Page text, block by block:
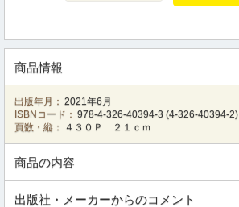
商品情報
出版年月： 2021年6月
ISBNコード： 978-4-326-40394-3 (4-326-40394-2)
頁数・縦：
４３０Ｐ ２１ｃｍ
商品の内容
出版社・メーカーからのコメント